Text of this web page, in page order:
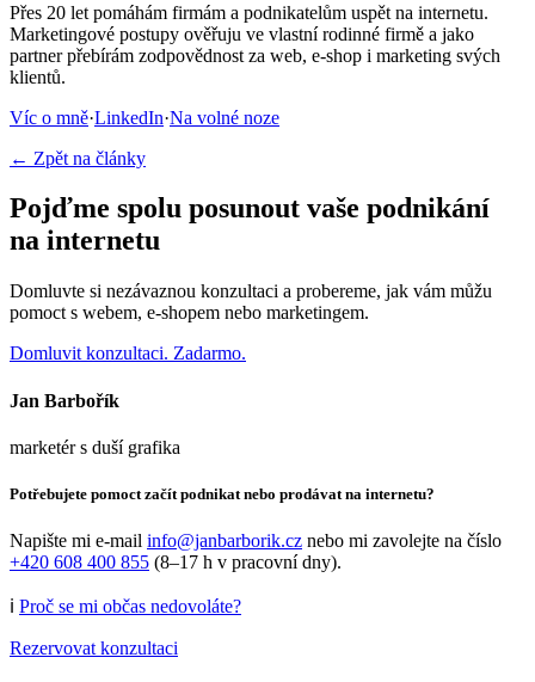
Přes 20 let pomáhám firmám a podnikatelům uspět na internetu.
Marketingové postupy ověřuju ve vlastní rodinné firmě a jako
partner přebírám zodpovědnost za web, e-shop i marketing svých
klientů.
Víc o mně·LinkedIn·Na volné noze
← Zpět na články
Pojďme spolu posunout vaše podnikání
na internetu
Domluvte si nezávaznou konzultaci a probereme, jak vám můžu
pomoct s webem, e-shopem nebo marketingem.
Domluvit konzultaci. Zadarmo.
Jan Barbořík
marketér s duší grafika
Potřebujete pomoct začít podnikat nebo prodávat na internetu?
Napište mi e-mail info@janbarborik.cz nebo mi zavolejte na číslo
+420 608 400 855 (8–17 h v pracovní dny).
ℹ️ Proč se mi občas nedovoláte?
Rezervovat konzultaci